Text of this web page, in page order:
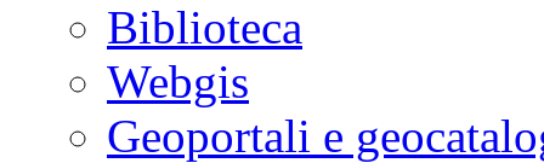
Biblioteca
Webgis
Geoportali e